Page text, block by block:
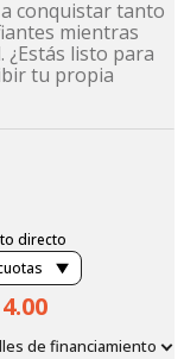
conquistar tanto
mientras
listo para
tu propia
directo
de financiamiento